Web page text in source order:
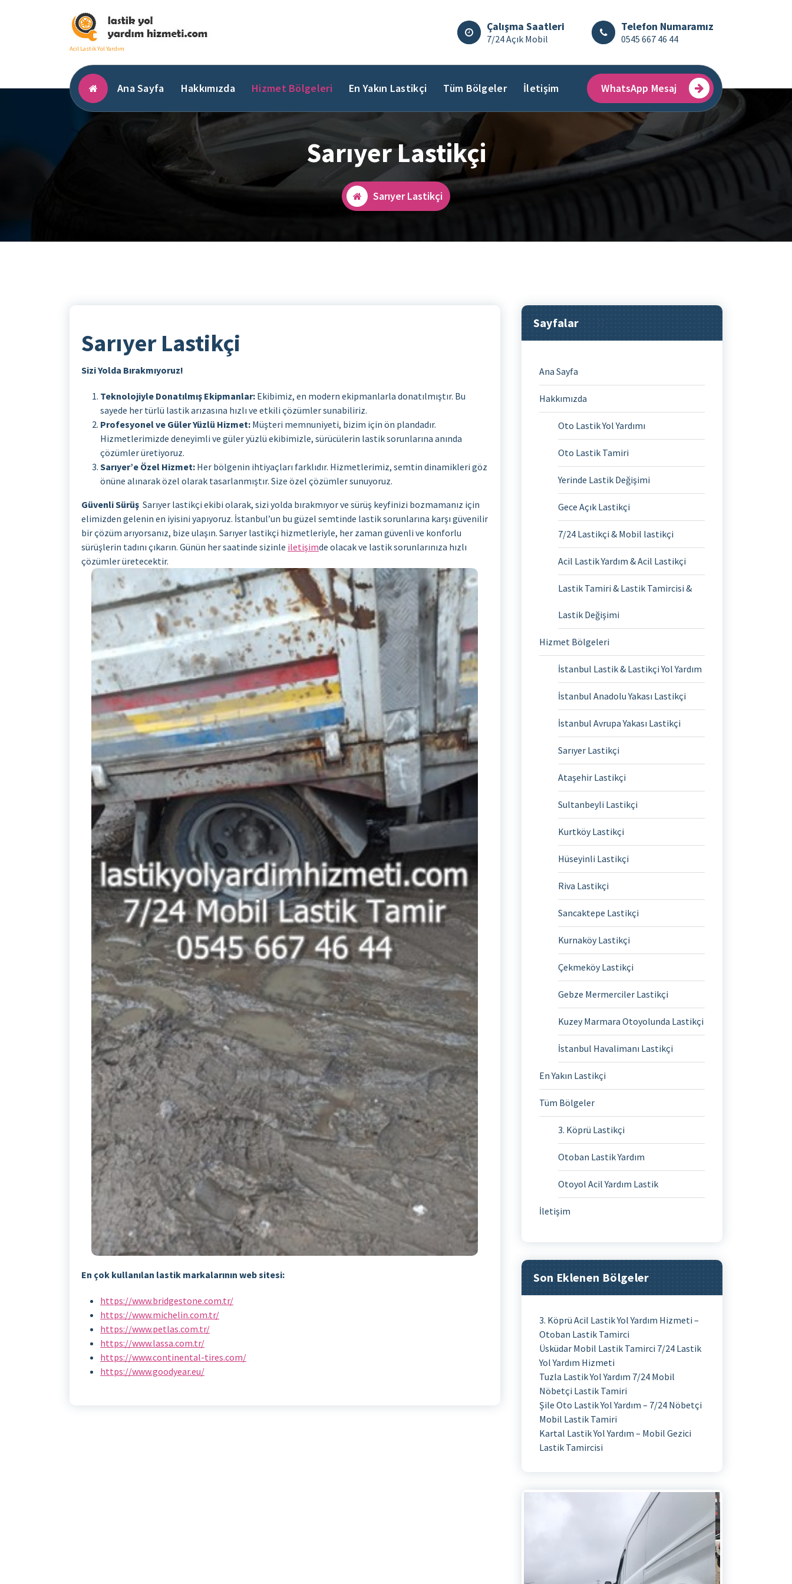
Acil Lastik Yol Yardım
Çalışma Saatleri
7/24 Açık Mobil
Telefon Numaramız
0545 667 46 44
Ana Sayfa Hakkımızda Hizmet Bölgeleri En Yakın Lastikçi Tüm Bölgeler İletişim WhatsApp Mesaj
Sarıyer Lastikçi
Sarıyer Lastikçi
Sarıyer Lastikçi
Sizi Yolda Bırakmıyoruz!
Teknolojiyle Donatılmış Ekipmanlar: Ekibimiz, en modern ekipmanlarla donatılmıştır. Bu
sayede her türlü lastik arızasına hızlı ve etkili çözümler sunabiliriz.
Profesyonel ve Güler Yüzlü Hizmet: Müşteri memnuniyeti, bizim için ön plandadır.
Hizmetlerimizde deneyimli ve güler yüzlü ekibimizle, sürücülerin lastik sorunlarına anında
çözümler üretiyoruz.
Sarıyer’e Özel Hizmet: Her bölgenin ihtiyaçları farklıdır. Hizmetlerimiz, semtin dinamikleri göz
önüne alınarak özel olarak tasarlanmıştır. Size özel çözümler sunuyoruz.
Güvenli Sürüş Sarıyer lastikçi ekibi olarak, sizi yolda bırakmıyor ve sürüş keyfinizi bozmamanız için
elimizden gelenin en iyisini yapıyoruz. İstanbul’un bu güzel semtinde lastik sorunlarına karşı güvenilir
bir çözüm arıyorsanız, bize ulaşın. Sarıyer lastikçi hizmetleriyle, her zaman güvenli ve konforlu
sürüşlerin tadını çıkarın. Günün her saatinde sizinle iletişimde olacak ve lastik sorunlarınıza hızlı
çözümler üretecektir.
En çok kullanılan lastik markalarının web sitesi:
https://www.bridgestone.com.tr/
https://www.michelin.com.tr/
https://www.petlas.com.tr/
https://www.lassa.com.tr/
https://www.continental-tires.com/
https://www.goodyear.eu/
Sayfalar
Ana Sayfa
Hakkımızda
Oto Lastik Yol Yardımı
Oto Lastik Tamiri
Yerinde Lastik Değişimi
Gece Açık Lastikçi
7/24 Lastikçi & Mobil lastikçi
Acil Lastik Yardım & Acil Lastikçi
Lastik Tamiri & Lastik Tamircisi &
Lastik Değişimi
Hizmet Bölgeleri
İstanbul Lastik & Lastikçi Yol Yardım
İstanbul Anadolu Yakası Lastikçi
İstanbul Avrupa Yakası Lastikçi
Sarıyer Lastikçi
Ataşehir Lastikçi
Sultanbeyli Lastikçi
Kurtköy Lastikçi
Hüseyinli Lastikçi
Riva Lastikçi
Sancaktepe Lastikçi
Kurnaköy Lastikçi
Çekmeköy Lastikçi
Gebze Mermerciler Lastikçi
Kuzey Marmara Otoyolunda Lastikçi
İstanbul Havalimanı Lastikçi
En Yakın Lastikçi
Tüm Bölgeler
3. Köprü Lastikçi
Otoban Lastik Yardım
Otoyol Acil Yardım Lastik
İletişim
Son Eklenen Bölgeler
3. Köprü Acil Lastik Yol Yardım Hizmeti –
Otoban Lastik Tamirci
Üsküdar Mobil Lastik Tamirci 7/24 Lastik
Yol Yardım Hizmeti
Tuzla Lastik Yol Yardım 7/24 Mobil
Nöbetçi Lastik Tamiri
Şile Oto Lastik Yol Yardım – 7/24 Nöbetçi
Mobil Lastik Tamiri
Kartal Lastik Yol Yardım – Mobil Gezici
Lastik Tamircisi